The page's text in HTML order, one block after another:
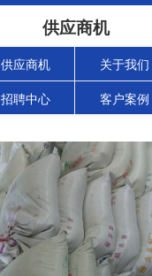
供应商机
供应商机 关于我们
招聘中心 客户案例